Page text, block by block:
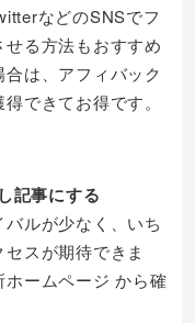
などのSNSでフ
る方法もおすすめ
は、アフィバック
できてお得です。
記事にする
ルが少なく、いち
スが期待できま
ームページ から確